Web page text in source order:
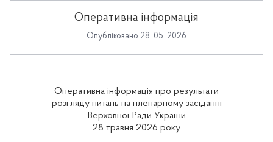
Оперативна інформація
Опубліковано 28. 05. 2026
Оперативна інформація про результати
розгляду питань на пленарному засіданні
Верховної Ради України
28 травня 2026 року